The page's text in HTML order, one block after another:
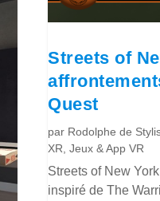
Streets of
Quest
par Rodolphe de
XR ,Jeux & App VR
Streets of New
inspiré de The